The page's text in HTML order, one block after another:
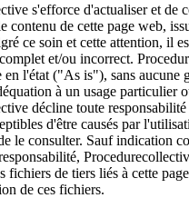
s'efforce d'actualiser et de
contenu de cette page web,
ce soin et cette attention, il
et/ou incorrect.
en l'état ("As is"), sans aucune
à un usage particulier
décline toute
d'être causés par
le consulter. Sauf indication
fichiers de tiers liés à cette
de ces fichiers.